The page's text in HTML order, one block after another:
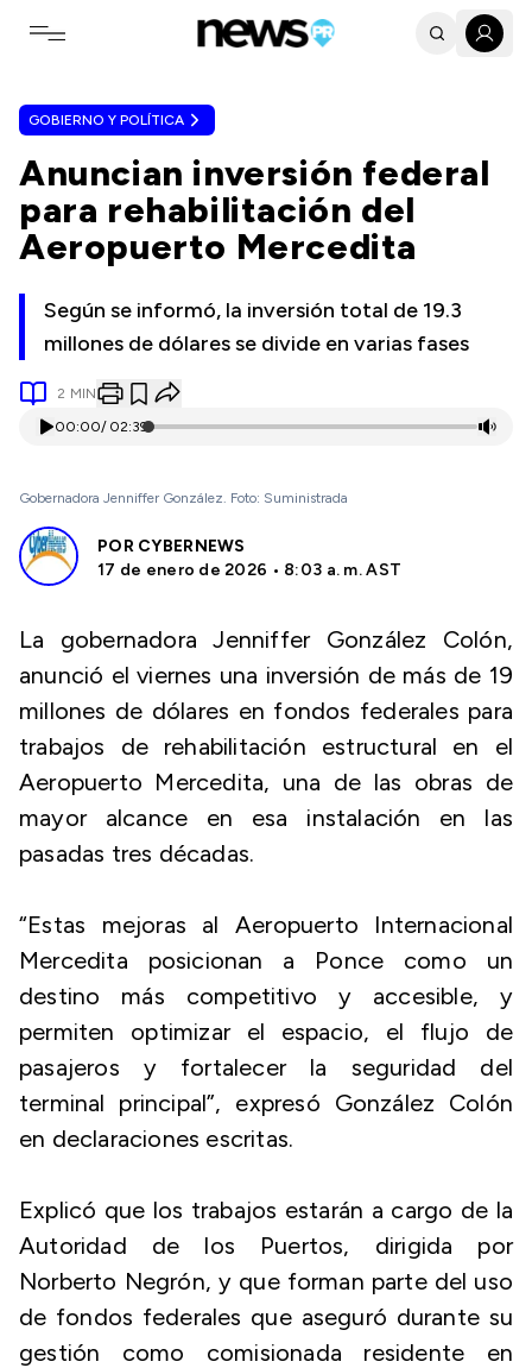
Toggle navigation menu
GOBIERNO Y POLÍTICA
Anuncian inversión federal
para rehabilitación del
Aeropuerto Mercedita
Según se informó, la inversión total de 19.3
millones de dólares se divide en varias fases
2 MIN
00:00/ 02:39
Gobernadora Jenniffer González. Foto: Suministrada
POR CYBERNEWS
17 de enero de 2026 • 8:03 a. m. AST
La gobernadora Jenniffer González Colón,
anunció el viernes una inversión de más de 19
millones de dólares en fondos federales para
trabajos de rehabilitación estructural en el
Aeropuerto Mercedita, una de las obras de
mayor alcance en esa instalación en las
pasadas tres décadas.
“Estas mejoras al Aeropuerto Internacional
Mercedita posicionan a Ponce como un
destino más competitivo y accesible, y
permiten optimizar el espacio, el flujo de
pasajeros y fortalecer la seguridad del
terminal principal”, expresó González Colón
en declaraciones escritas.
Explicó que los trabajos estarán a cargo de la
Autoridad de los Puertos, dirigida por
Norberto Negrón, y que forman parte del uso
de fondos federales que aseguró durante su
gestión como comisionada residente en